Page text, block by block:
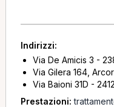
Indirizzi:
Via De Amicis 3 -
Via Gilera 164,
Via Baioni 31D -
Prestazioni: